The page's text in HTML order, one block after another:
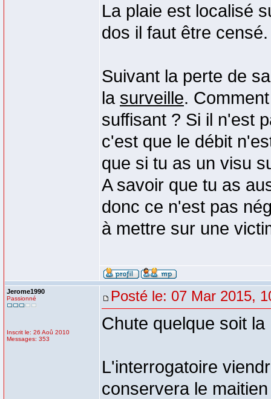
La plaie est localisé
dos il faut être censé.
Suivant la perte de
la surveille.
suffisant ? Si il n'est
c'est que le débit
que si tu as un visu
A savoir que tu as
donc ce n'est pas
à mettre sur une
Jerome1990
Passionné
Inscrit le: 26 Aoû 2010
Messages: 353
Posté le: 07 Mar 2015,
Chute quelque soit
L'interrogatoire
conservera le